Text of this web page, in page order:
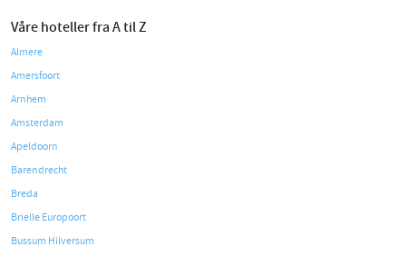
Våre hoteller fra A til Z
Almere
Amersfoort
Arnhem
Amsterdam
Apeldoorn
Barendrecht
Breda
Brielle Europoort
Bussum Hilversum